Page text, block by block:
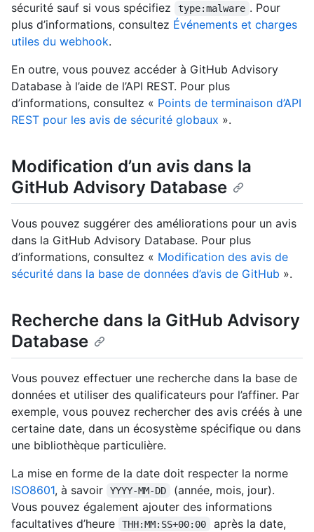
sécurité sauf si vous spécifiez
type:malware . Pour
plus d’informations, consultez Événements et charges
utiles du webhook.
En outre, vous pouvez accéder à GitHub Advisory
Database à l’aide de l’API REST. Pour plus
d’informations, consultez « Points de terminaison d’API
REST pour les avis de sécurité globaux ».
Modification d’un avis dans la
GitHub Advisory Database
Vous pouvez suggérer des améliorations pour un avis
dans la GitHub Advisory Database. Pour plus
d’informations, consultez « Modification des avis de
sécurité dans la base de données d’avis de GitHub ».
Recherche dans la GitHub Advisory
Database
Vous pouvez effectuer une recherche dans la base de
données et utiliser des qualificateurs pour l’affiner. Par
exemple, vous pouvez rechercher des avis créés à une
certaine date, dans un écosystème spécifique ou dans
une bibliothèque particulière.
La mise en forme de la date doit respecter la norme
ISO8601, à savoir YYYY-MM-DD
(année, mois, jour).
Vous pouvez également ajouter des informations
facultatives d’heure
THH:MM:SS+00:00
après la date,